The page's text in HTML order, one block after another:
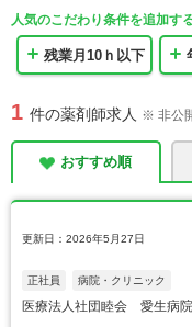
人気のこだわり条件を追加す
残業月10ｈ以下
1 件の薬剤師求人 ※ 非公
おすすめ順
更新日：2026年5月27日
正社員 病院・クリニック
医療法人社団睦会 愛生病